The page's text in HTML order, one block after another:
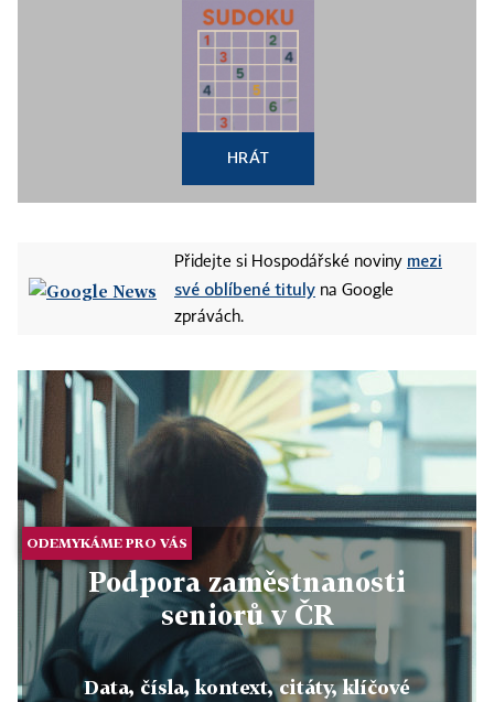
HRÁT
Přidejte si Hospodářské noviny mezi
své oblíbené tituly na Google
zprávách.
ODEMYKÁME PRO VÁS
Podpora zaměstnanosti
seniorů v ČR
Data, čísla, kontext, citáty, klíčové